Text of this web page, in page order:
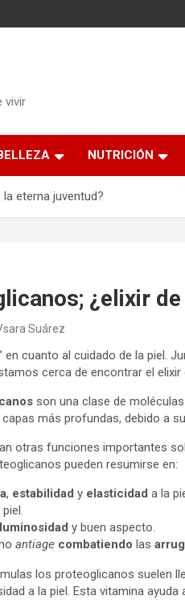
vivir
NUTRICIÓN
eterna juventud?
¿elixir
sara Suárez
en cuanto al cuidado de la piel.
cerca de encontrar el elixir
son una clase de
más profundas, debido a
otras funciones importantes
pueden resumirse en:
, estabilidad y elasticidad a la
piel.
luminosidad y buen aspecto.
antiage combatiendo las
los proteoglicanos suelen
a la piel. Esta vitamina ayuda